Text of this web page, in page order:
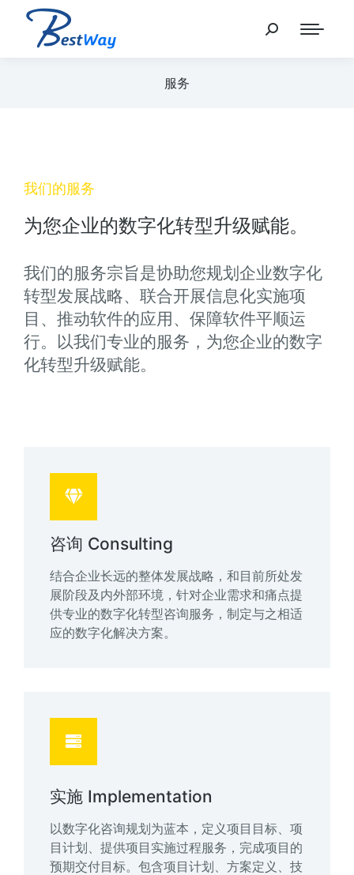
服务
我们的服务
为您企业的数字化转型升级赋能。
我们的服务宗旨是协助您规划企业数字化
转型发展战略、联合开展信息化实施项
目、推动软件的应用、保障软件平顺运
行。以我们专业的服务，为您企业的数字
化转型升级赋能。
咨询 Consulting
结合企业长远的整体发展战略，和目前所处发
展阶段及内外部环境，针对企业需求和痛点提
供专业的数字化转型咨询服务，制定与之相适
应的数字化解决方案。
实施 Implementation
以数字化咨询规划为蓝本，定义项目目标、项
目计划、提供项目实施过程服务，完成项目的
预期交付目标。包含项目计划、方案定义、技